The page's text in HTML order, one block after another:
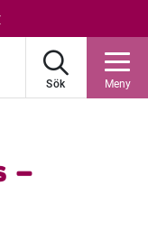
Sök Meny
–